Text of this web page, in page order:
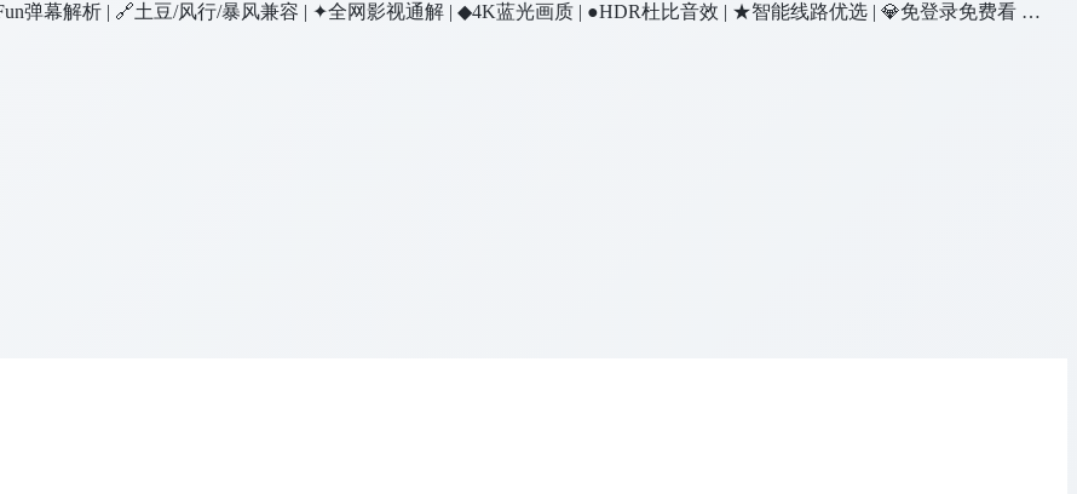
弹幕解析 | 🔗土豆/风行/暴风兼容 | ✦全网影视通解 | ◆4K蓝光画质 | ●HDR杜比音效 | ★智能线路优选 | 💎免登录免费看 |
| 🚀DNS预解析 | 🚀24并发加速